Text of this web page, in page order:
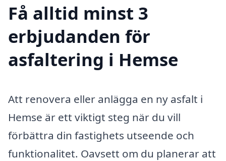
Få alltid minst 3
erbjudanden för
asfaltering i Hemse
Att renovera eller anlägga en ny asfalt i
Hemse är ett viktigt steg när du vill
förbättra din fastighets utseende och
funktionalitet. Oavsett om du planerar att